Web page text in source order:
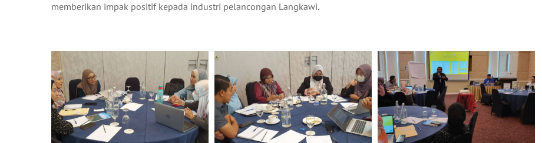
memberikan impak positif kepada industri pelancongan Langkawi.